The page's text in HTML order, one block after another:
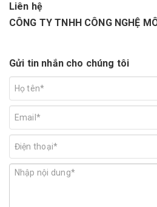
Liên hệ
CÔNG TY TNHH CÔNG NGHỆ
Gửi tin nhắn cho chúng tôi